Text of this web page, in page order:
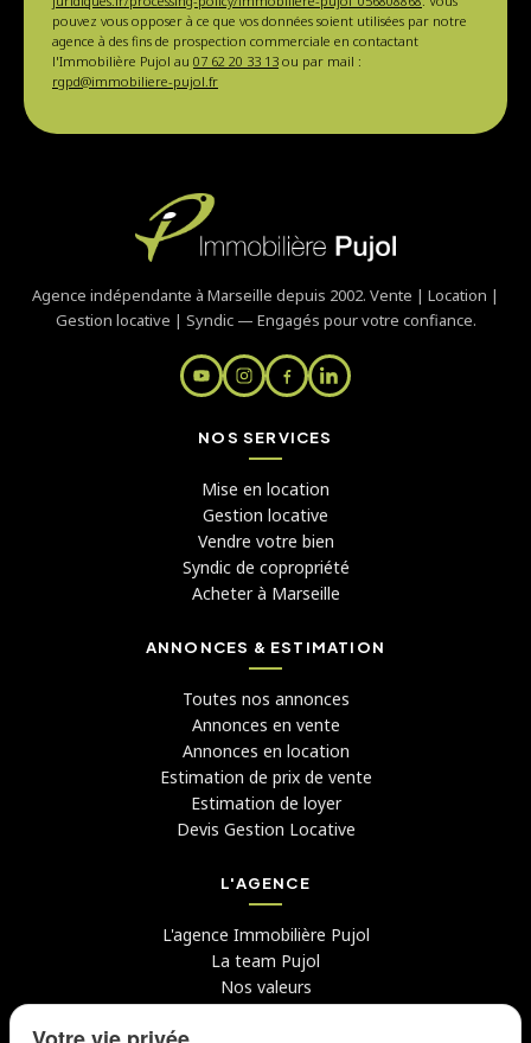
pouvez vous opposer à ce que vos données soient utilisées par notre
agence à des fins de prospection commerciale en contactant
l'Immobilière Pujol au 07 62 20 33 13 ou par mail :
rgpd@immobiliere-pujol.fr
Agence indépendante à Marseille depuis 2002. Vente | Location |
Gestion locative | Syndic — Engagés pour votre confiance.
NOS SERVICES
Mise en location
Gestion locative
Vendre votre bien
Syndic de copropriété
Acheter à Marseille
ANNONCES & ESTIMATION
Toutes nos annonces
Annonces en vente
Annonces en location
Estimation de prix de vente
Estimation de loyer
Devis Gestion Locative
L'AGENCE
L'agence Immobilière Pujol
La team Pujol
Nos valeurs
Avis clients